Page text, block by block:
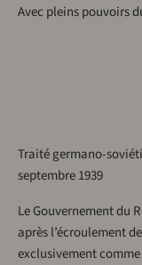
Avec pleins pouvoirs
Traité germano-
septembre 1939
Le Gouvernement du
après l’écroulement
exclusivement